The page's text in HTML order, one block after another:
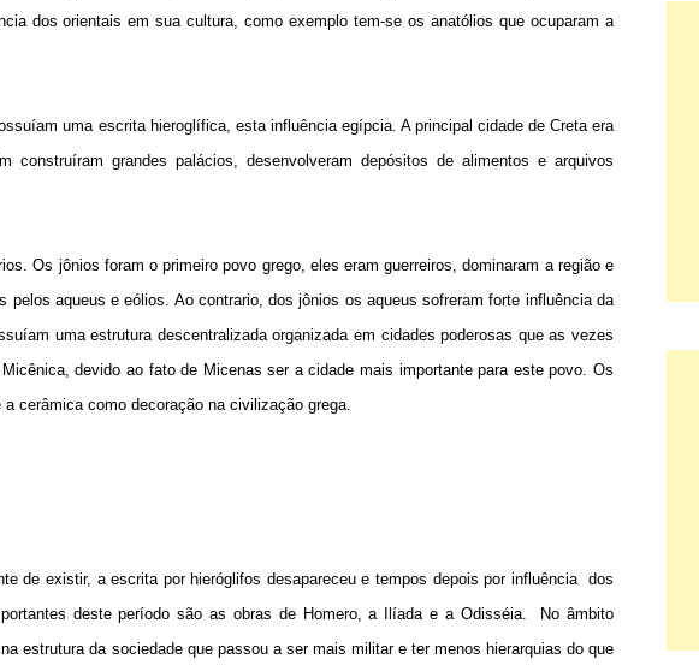
dos orientais em sua cultura, como exemplo tem-se os anatólios que ocuparam a
uma escrita hieroglífica, esta influência egípcia. A principal cidade de Creta era
grandes palácios, desenvolveram depósitos de alimentos e arquivos
Os jônios foram o primeiro povo grego, eles eram guerreiros, dominaram a região e
aqueus e eólios. Ao contrario, dos jônios os aqueus sofreram forte influência da
uma estrutura descentralizada organizada em cidades poderosas que as vezes
devido ao fato de Micenas ser a cidade mais importante para este povo. Os
cerâmica como decoração na civilização grega.
de existir, a escrita por hieróglifos desapareceu e tempos depois por influência
dos
deste período são as obras de Homero, a Ilíada e a Odisséia.
No âmbito
estrutura da sociedade que passou a ser mais militar e ter menos hierarquias do que